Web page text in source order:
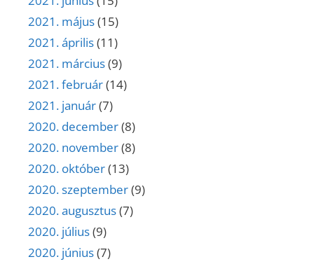
2021. május(15)
2021. április(11)
2021. március(9)
2021. február(14)
2021. január(7)
2020. december(8)
2020. november(8)
2020. október(13)
2020. szeptember(9)
2020. augusztus(7)
2020. július(9)
2020. június(7)